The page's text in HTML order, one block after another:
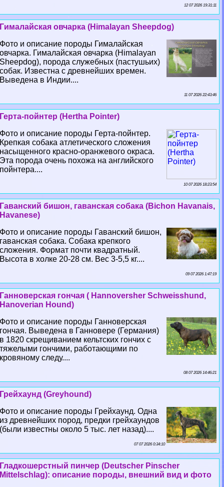
12 07 2026 19:31:11
Гималайская овчарка (Himalayan Sheepdog)
Фото и описание породы Гималайская
овчарка. Гималайская овчарка (Himalayan
Sheepdog), порода служебных (пастушьих)
собак. Известна с древнейших времен.
Выведена в Индии....
11 07 2026 22:43:46
Герта-пойнтер (Hertha Pointer)
Фото и описание породы Герта-пойнтер.
Крепкая собака атлетического сложения
насыщенного красно-оранжевого окраса.
Эта порода очень похожа на английского
пойнтера....
10 07 2026 18:23:54
Гаванский бишон, гаванская собака (Bichon Havanais,
Havanese)
Фото и описание породы Гаванский бишон,
гаванская собака. Собака крепкого
сложения. Формат почти квадратный.
Высота в холке 20-28 см. Вес 3-5,5 кг....
09 07 2026 1:47:19
Ганноверская гончая ( Hannoversher Schweisshund,
Hanoverian Hound)
Фото и описание породы Ганноверская
гончая. Выведена в Ганновере (Германия)
в 1820 скрещиванием кельтских гончих с
тяжелыми гончими, работающими по
кровяному следу....
08 07 2026 14:46:21
Грейхаунд (Greyhound)
Фото и описание породы Грейхаунд. Одна
из древнейших пород, предки грейхаундов
(были известны около 5 тыс. лет назад)....
07 07 2026 0:34:10
Гладкошерстный пинчер (Deutscher Pinscher
Mittelschlag): описание породы, внешний вид и фото